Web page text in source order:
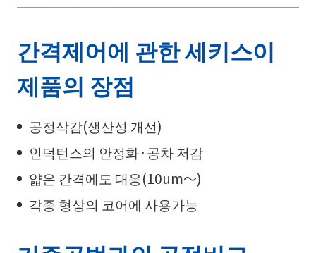
간격제어에 관한 세키스이
제품의 장점
공정삭감(생산성 개선)
인덕턴스의 안정화·공차 저감
얇은 간격에도 대응(10um～)
각종 형상의 코어에 사용가능